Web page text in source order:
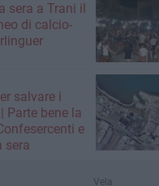
sera a Trani il
di calcio-
salvare i
Parte bene la
e
sera
Vela